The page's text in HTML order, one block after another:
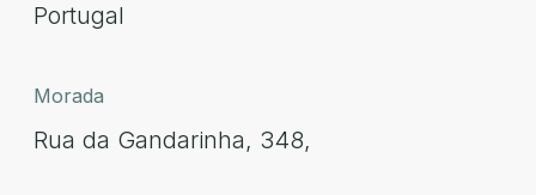
Portugal
Morada
Rua da Gandarinha, 348,